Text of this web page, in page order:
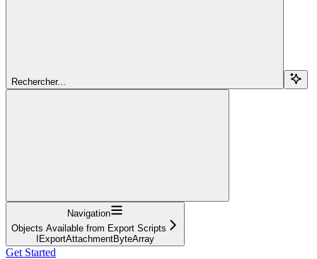
Rechercher...
Navigation
Objects Available from Export Scripts
IExportAttachmentByteArray
Get Started